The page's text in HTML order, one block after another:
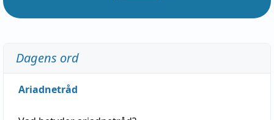
Dagens ord
Ariadnetråd